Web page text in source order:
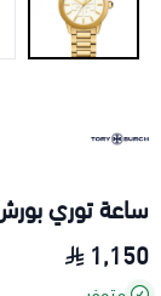
ساعة توري
1,150